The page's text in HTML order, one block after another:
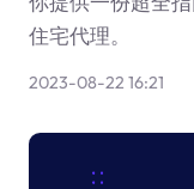
住宅代理。
2023-08-22 16:21